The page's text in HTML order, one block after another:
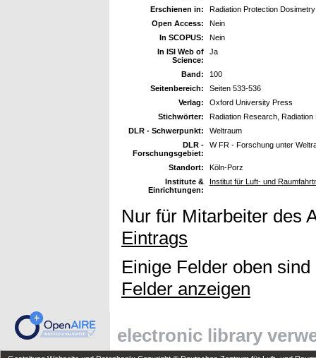
Erschienen in:
Radiation Protection Dosimetry
Open Access:
Nein
In SCOPUS:
Nein
In ISI Web of
Science:
Ja
Band:
100
Seitenbereich:
Seiten 533-536
Verlag:
Oxford University Press
Stichwörter:
Radiation Research,
DLR - Schwerpunkt:
Weltraum
DLR -
Forschungsgebiet:
W FR - Forschung unter
Standort:
Köln-Porz
Institute &
Einrichtungen:
Institut für Luft- und
Nur für Mitarbeiter des
Eintrags
Einige Felder oben
Felder anzeigen
electronic library